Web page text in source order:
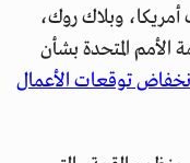
وبلاك روك،
المتحدة بشأن
توقعات الأعمال